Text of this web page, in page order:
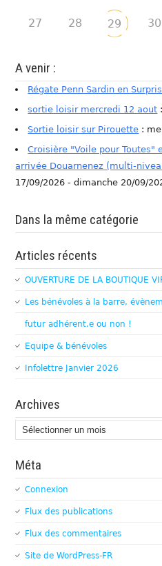
27 28 29 30
A venir :
Régate Penn Sardin en
sortie loisir mercredi 12 aout
Sortie loisir sur Pirouette :
Croisière "Voile pour Toutes"
arrivée Douarnenez (multi-
17/09/2026 - dimanche 20/09/
Dans la même catégorie
Articles récents
OUVERTURE DE LA BOUTIQUE
Les bénévoles à la barre,
futur adhérent.e ou non !
Equipe & bénévoles
Infolettre Janvier 2026
Archives
Archives
Méta
Connexion
Flux des publications
Flux des commentaires
Site de WordPress-FR